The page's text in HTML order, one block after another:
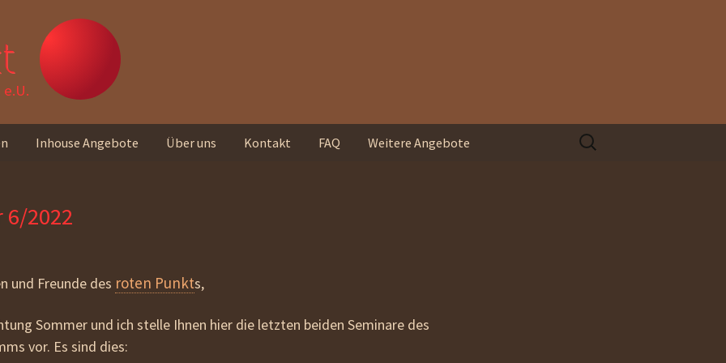
e.U.
Inhouse Angebote Über uns
Teilnehmer_innen
Kontakt FAQ Weitere Angebote
Suchen
nach:
6/2022
und Freunde des roten Punkts,
Sommer und ich stelle Ihnen hier die letzten beiden Seminare des
vor. Es sind dies: